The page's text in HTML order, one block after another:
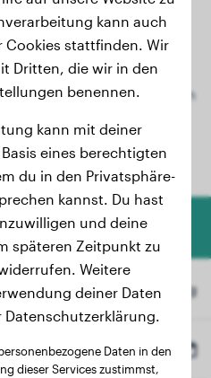
einmal wird? Mit unserem
kannst du das
Australian Shepherd
du gerade einen niedlichen
Welpen hast oder dein
benutzerfreundliches
Rechner
kg
kann auch
Cookies stattfinden. Wir
Dritten, die wir in den
benennen.
kann mit deiner
eines berechtigten
du in den Privatsphäre-
kannst. Du hast
und deine
späteren Zeitpunkt zu
Weitere
deiner Daten
Daten in den
dieser Services zustimmst,